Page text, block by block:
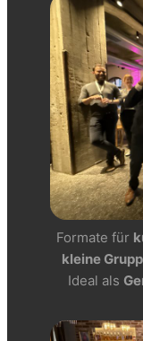
Formate für
kleine
Ideal als